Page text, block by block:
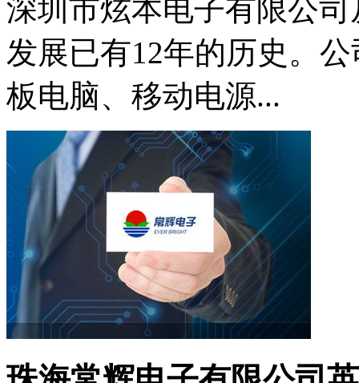
深圳市炫本电子有限公
发展已有12年的历史。
板电脑、移动电源...